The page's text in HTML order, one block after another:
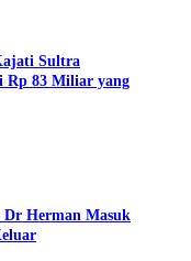
Sultra
Rp 83 Miliar yang
Herman Masuk